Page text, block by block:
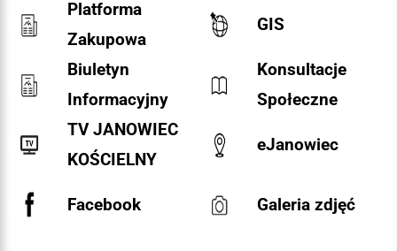
Platforma
Zakupowa
GIS
Biuletyn
Informacyjny
Konsultacje
Społeczne
TV JANOWIEC
KOŚCIELNY
eJanowiec
Facebook Galeria zdjęć